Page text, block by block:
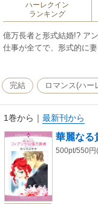
ハーレクイン
ランキング
億万長者と形式結婚!? ア
仕事が全てで、形式的に
完結 ロマンス(ハー
1巻から ｜ 最新刊から
華麗なる
500pt/550円